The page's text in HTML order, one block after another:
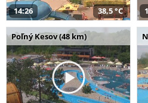
14:26 38,5 °C
Poľný Kesov (48 km)